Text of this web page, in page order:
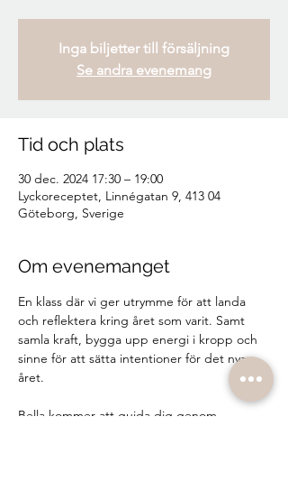
Inga biljetter till försäljning
Se andra evenemang
Tid och plats
30 dec. 2024 17:30 – 19:00
Lyckoreceptet, Linnégatan 9, 413 04
Göteborg, Sverige
Om evenemanget
En klass där vi ger utrymme för att landa
och reflektera kring året som varit. Samt
samla kraft, bygga upp energi i kropp och
sinne för att sätta intentioner för det nya
året.
Bella kommer att guida dig genom